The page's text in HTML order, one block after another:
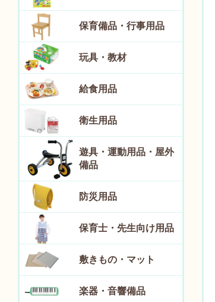
保育備品・行事用品
玩具・教材
給食用品
衛生用品
遊具・運動用品・屋外
備品
防災用品
保育士・先生向け用品
敷きもの・マット
楽器・音響備品